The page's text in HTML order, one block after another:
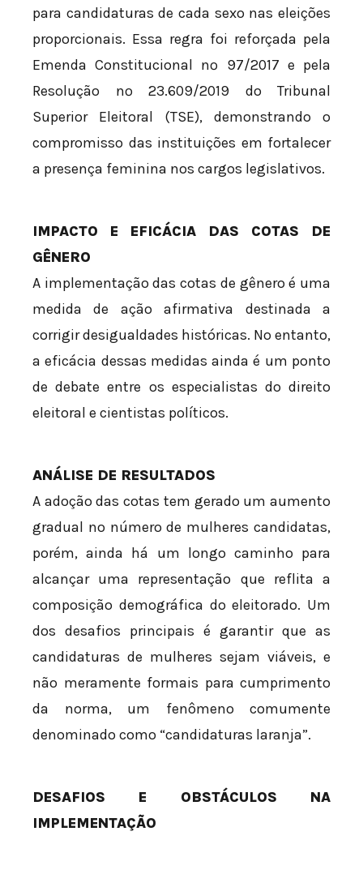
para candidaturas de cada sexo nas eleições
proporcionais. Essa regra foi reforçada pela
Emenda Constitucional nº 97/2017 e pela
Resolução nº 23.609/2019 do Tribunal
Superior Eleitoral (TSE), demonstrando o
compromisso das instituições em fortalecer
a presença feminina nos cargos legislativos.
IMPACTO E EFICÁCIA DAS COTAS DE
GÊNERO
A implementação das cotas de gênero é uma
medida de ação afirmativa destinada a
corrigir desigualdades históricas. No entanto,
a eficácia dessas medidas ainda é um ponto
de debate entre os especialistas do direito
eleitoral e cientistas políticos.
ANÁLISE DE RESULTADOS
A adoção das cotas tem gerado um aumento
gradual no número de mulheres candidatas,
porém, ainda há um longo caminho para
alcançar uma representação que reflita a
composição demográfica do eleitorado. Um
dos desafios principais é garantir que as
candidaturas de mulheres sejam viáveis, e
não meramente formais para cumprimento
da norma, um fenômeno comumente
denominado como “candidaturas laranja”.
DESAFIOS E OBSTÁCULOS NA
IMPLEMENTAÇÃO